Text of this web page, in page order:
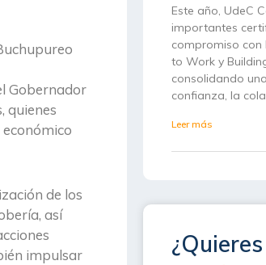
Gobernador
quienes
de los
así
impulsar
Este año, UdeC
importantes
compromiso con
to Work y
consolidando
confianza, la
Leer más